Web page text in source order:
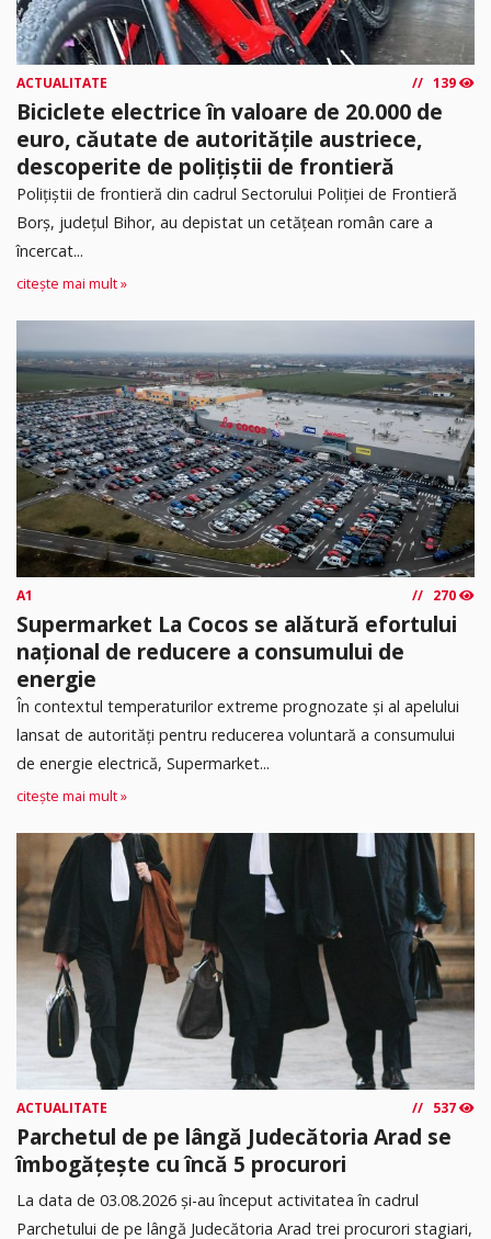
ACTUALITATE 139
Biciclete electrice în valoare de 20.000 de
euro, căutate de autoritățile austriece,
descoperite de polițiștii de frontieră
Poliţiştii de frontieră din cadrul Sectorului Poliției de Frontieră
Borș, județul Bihor, au depistat un cetățean român care a
încercat...
citește mai mult »
A1 270
Supermarket La Cocos se alătură efortului
național de reducere a consumului de
energie
În contextul temperaturilor extreme prognozate și al apelului
lansat de autorități pentru reducerea voluntară a consumului
de energie electrică, Supermarket...
citește mai mult »
ACTUALITATE 537
Parchetul de pe lângă Judecătoria Arad se
îmbogățește cu încă 5 procurori
La data de 03.08.2026 şi-au început activitatea în cadrul
Parchetului de pe lângă Judecătoria Arad trei procurori stagiari,